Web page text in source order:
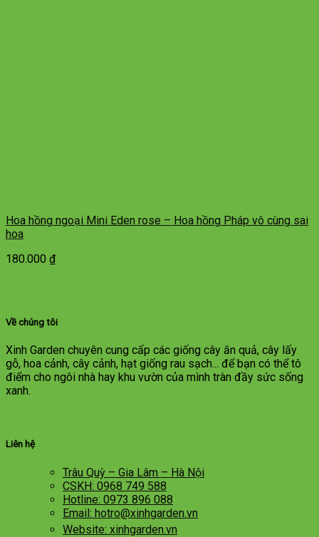
Hoa hồng ngoại Mini Eden rose – Hoa hồng Pháp vô cùng sai
hoa
180.000 ₫
Về chúng tôi
Xinh Garden chuyên cung cấp các giống cây ăn quả, cây lấy
gỗ, hoa cảnh, cây cảnh, hạt giống rau sạch... để bạn có thể tô
điểm cho ngôi nhà hay khu vườn của mình tràn đầy sức sống
xanh.
Liên hệ
Trâu Quỳ – Gia Lâm – Hà Nội
CSKH: 0968 749 588
Hotline: 0973 896 088
Email: hotro@xinhgarden.vn
Website: xinhgarden.vn